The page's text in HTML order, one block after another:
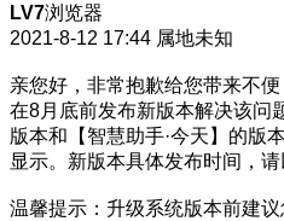
LV7浏览器
2021-8-12 17:44 属地未知
亲您好，非常抱歉给您带来不
在8月底前发布新版本解决该问
版本和【智慧助手·今天】的版
显示。新版本具体发布时间，请
温馨提示：升级系统版本前建